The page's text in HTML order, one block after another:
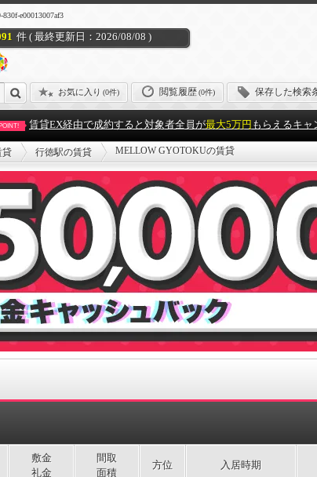
e00013007af3
件 ( 最終更新日：2026/08/08 )
お気に入り (0件) 閲覧履歴(0件) 保存した検索
賃貸EX経由で成約すると対象者全員が最大5万円 もらえるキャ
貸 行徳駅の賃貸 MELLOW GYOTOKUの賃貸
敷金
礼金
間取
面積
方位 入居時期